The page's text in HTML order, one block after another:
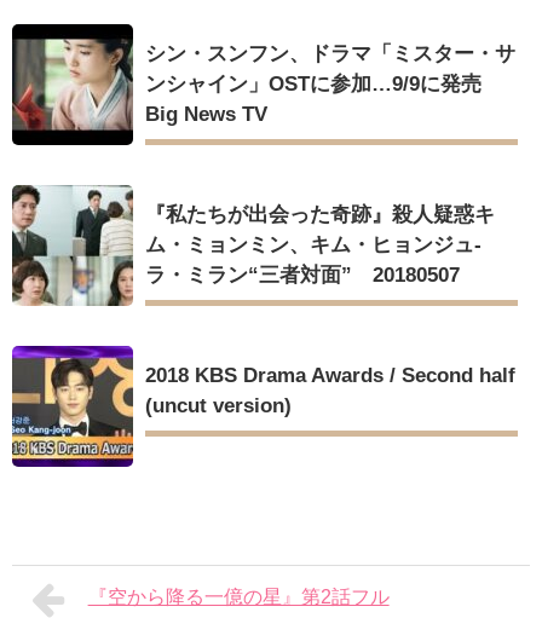
シン・スンフン、ドラマ「ミスター・サ
ンシャイン」OSTに参加…9/9に発売
Big News TV
『私たちが出会った奇跡』殺人疑惑キ
ム・ミョンミン、キム・ヒョンジュ-
ラ・ミラン“三者対面” 20180507
2018 KBS Drama Awards / Second half
(uncut version)
『空から降る一億の星』第2話フル